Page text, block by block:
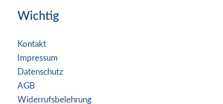
Wichtig
Kontakt
Impressum
Datenschutz
AGB
Widerrufsbelehrung